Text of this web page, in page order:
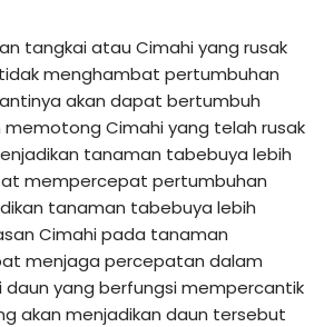
tangkai atau Cimahi yang rusak
menghambat pertumbuhan
akan dapat bertumbuh
Cimahi yang telah rusak
tanaman tabebuya lebih
mempercepat pertumbuhan
tanaman tabebuya lebih
Cimahi pada tanaman
menjaga percepatan dalam
daun yang berfungsi mempercantik
akan menjadikan daun tersebut